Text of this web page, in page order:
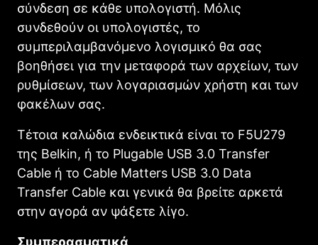
σύνδεση σε κάθε υπολογιστή. Μόλις
συνδεθούν οι υπολογιστές, το
συμπεριλαμβανόμενο λογισμικό θα σας
βοηθήσει για την μεταφορά των αρχείων, των
ρυθμίσεων, των λογαριασμών χρήστη και των
φακέλων σας.
Τέτοια καλώδια ενδεικτικά είναι το F5U279
της Belkin, ή το Plugable USB 3.0 Transfer
Cable ή το Cable Matters USB 3.0 Data
Transfer Cable και γενικά θα βρείτε αρκετά
στην αγορά αν ψάξετε λίγο.